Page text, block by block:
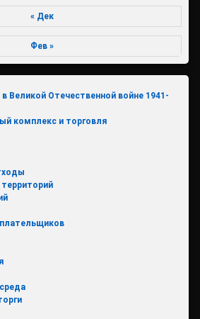
« Дек
Фев »
Великой Отечественной войне 1941-
комплекс и торговля